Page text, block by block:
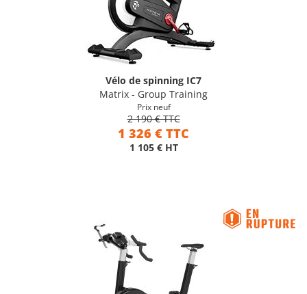
Vélo de spinning IC7
Matrix - Group Training
Prix neuf
2 190 € TTC
1 326 € TTC
1 105 € HT